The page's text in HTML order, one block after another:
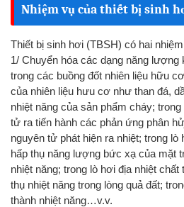
Nhiệm vụ của thiết bị sinh
Thiết bị sinh hơi (TBSH) có hai
1/ Chuyển hóa các dạng năng lượng
trong các buồng đốt nhiên liệu hữu
của nhiên liệu hưu cơ như than đá,
nhiệt năng của sản phẩm cháy;
tử ra tiến hành các phản ứng phân
nguyên tử phát hiện ra nhiệt; trong
hấp thụ năng lượng bức xạ của mặt
nhiệt năng; trong lò hơi địa nhiệt
thụ nhiệt năng trong lòng quả đất;
thành nhiệt năng…v.v.